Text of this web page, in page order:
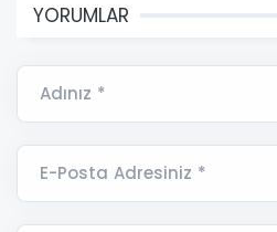
YORUMLAR
Adınız *
E-Posta Adresiniz *